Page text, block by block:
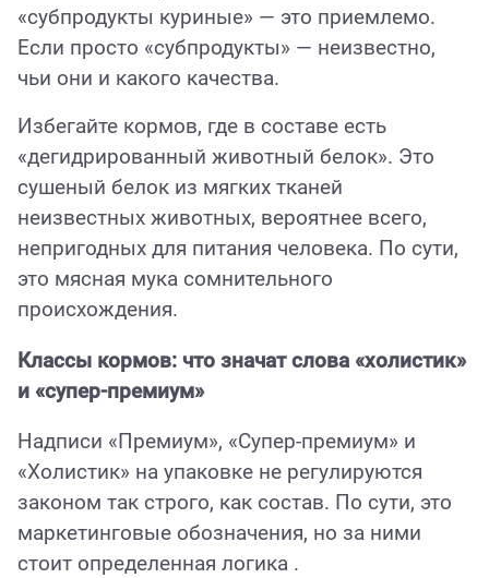
«субпродукты куриные» — это приемлемо.
Если просто «субпродукты» — неизвестно,
чьи они и какого качества.
Избегайте кормов, где в составе есть
«дегидрированный животный белок». Это
сушеный белок из мягких тканей
неизвестных животных, вероятнее всего,
непригодных для питания человека. По сути,
это мясная мука сомнительного
происхождения.
Классы кормов: что значат слова «холистик»
и «супер-премиум»
Надписи «Премиум», «Супер-премиум» и
«Холистик» на упаковке не регулируются
законом так строго, как состав. По сути, это
маркетинговые обозначения, но за ними
стоит определенная логика .